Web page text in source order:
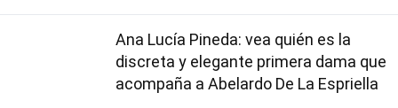
Ana Lucía Pineda: vea quién es la
discreta y elegante primera dama que
acompaña a Abelardo De La Espriella